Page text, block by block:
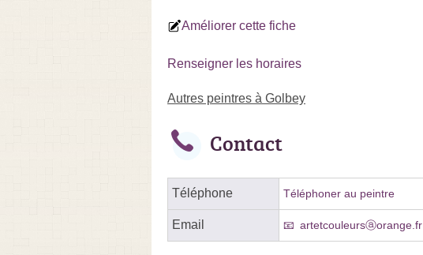
Améliorer cette fiche
Renseigner les horaires
Autres peintres à Golbey
Contact
Téléphone Téléphoner au peintre
Email artetcouleursⓐorange.fr